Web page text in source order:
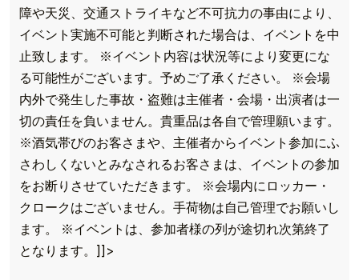
TOP
TOPICS
障や天災、交通ストライキなど不可抗力の事由により、
イベント実施不可能と判断された場合は、イベントを中
止致します。 ※イベント内容は状況等により変更にな
る可能性がございます。予めご了承ください。 ※会場
内外で発生した事故・盗難は主催者・会場・出演者は一
切の責任を負いません。貴重品は各自で管理願います。
※酒気帯びのお客さまや、主催者からイベント参加にふ
さわしくないとみなされるお客さまは、イベントの参加
をお断りさせていただきます。 ※会場内にロッカー・
クロークはございません。手荷物は自己管理でお願いし
ます。 ※イベントは、参加者様の列が途切れ次第終了
となります。]]>